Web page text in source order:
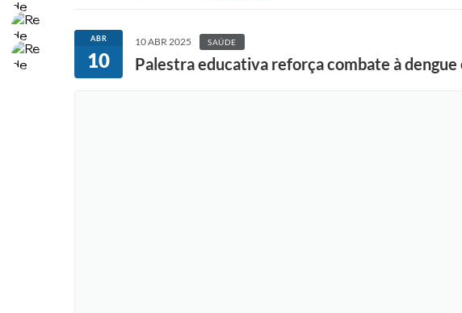
ABR
10
10 ABR 2025 SAÚDE
Palestra educativa reforça combate à